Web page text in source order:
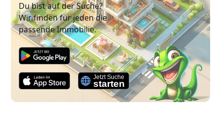
Du bist auf der Suche?
Wir finden für jeden die
passende Immobilie.